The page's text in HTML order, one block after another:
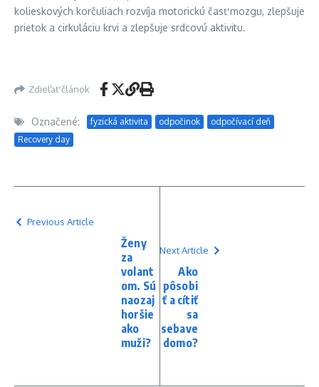
kolieskových korčuliach rozvíja motorickú časť mozgu, zlepšuje
prietok a cirkuláciu krvi a zlepšuje srdcovú aktivitu.
Zdieľať článok
Označené: fyzická aktivita odpočinok
odpočívací deň
Recovery day
Previous Article
Ženy
za
volant
om. Sú
naozaj
horšie
ako
muži?
Next Article
Ako
pôsobi
ť a cítiť
sa
sebave
domo?